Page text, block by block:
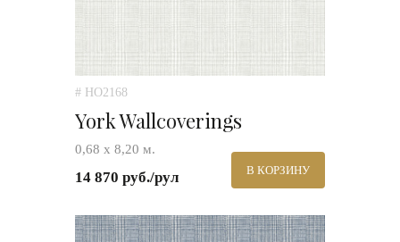
# HO2168
York Wallcoverings
0,68 х 8,20 м.
14 870 руб./рул В КОРЗИНУ